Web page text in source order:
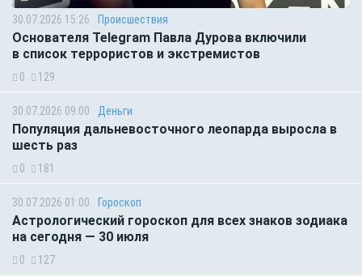
30.07.2026 15:26 Происшествия
Основателя Telegram Павла Дурова включили
в список террористов и экстремистов
0 129
30.07.2026 09:00 Деньги
Популяция дальневосточного леопарда выросла в
шесть раз
0 181
30.07.2026 01:00 Гороскоп
Астрологический гороскоп для всех знаков зодиака
на сегодня — 30 июля
0 127